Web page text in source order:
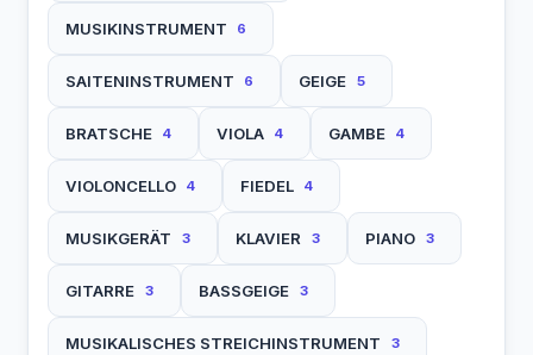
MUSIKINSTRUMENT 6
SAITENINSTRUMENT 6 GEIGE 5
BRATSCHE 4 VIOLA 4 GAMBE 4
VIOLONCELLO 4 FIEDEL 4
MUSIKGERÄT 3 KLAVIER 3 PIANO 3
GITARRE 3 BASSGEIGE 3
MUSIKALISCHES STREICHINSTRUMENT 3